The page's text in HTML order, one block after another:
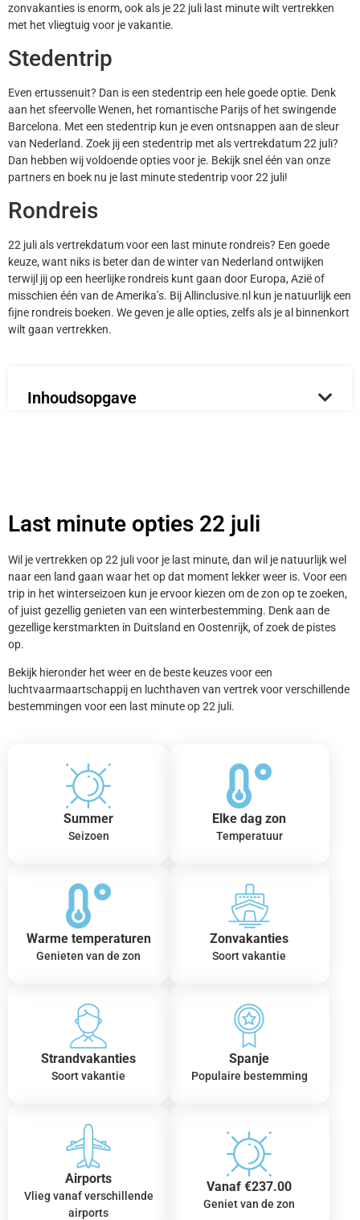
zonvakanties is enorm, ook als je 22 juli last minute wilt vertrekken
met het vliegtuig voor je vakantie.
Stedentrip
Even ertussenuit? Dan is een stedentrip een hele goede optie. Denk
aan het sfeervolle Wenen, het romantische Parijs of het swingende
Barcelona. Met een stedentrip kun je even ontsnappen aan de sleur
van Nederland. Zoek jij een stedentrip met als vertrekdatum 22 juli?
Dan hebben wij voldoende opties voor je. Bekijk snel één van onze
partners en boek nu je last minute stedentrip voor 22 juli!
Rondreis
22 juli als vertrekdatum voor een last minute rondreis? Een goede
keuze, want niks is beter dan de winter van Nederland ontwijken
terwijl jij op een heerlijke rondreis kunt gaan door Europa, Azië of
misschien één van de Amerika’s. Bij Allinclusive.nl kun je natuurlijk een
fijne rondreis boeken. We geven je alle opties, zelfs als je al binnenkort
wilt gaan vertrekken.
Inhoudsopgave
Last minute opties 22 juli
Wil je vertrekken op 22 juli voor je last minute, dan wil je natuurlijk wel
naar een land gaan waar het op dat moment lekker weer is. Voor een
trip in het winterseizoen kun je ervoor kiezen om de zon op te zoeken,
of juist gezellig genieten van een winterbestemming. Denk aan de
gezellige kerstmarkten in Duitsland en Oostenrijk, of zoek de pistes
op.
Bekijk hieronder het weer en de beste keuzes voor een
luchtvaarmaartschappij en luchthaven van vertrek voor verschillende
bestemmingen voor een last minute op 22 juli.
Summer
Seizoen
Elke dag zon
Temperatuur
Warme temperaturen
Genieten van de zon
Zonvakanties
Soort vakantie
Strandvakanties
Soort vakantie
Spanje
Populaire bestemming
Airports
Vlieg vanaf verschillende
airports
Vanaf €237.00
Geniet van de zon